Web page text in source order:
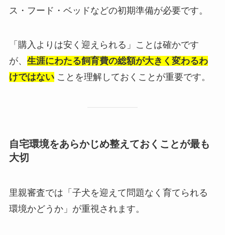
ス・フード・ベッドなどの初期準備が必要です。
「購入よりは安く迎えられる」ことは確かです
が、 生涯にわたる飼育費の総額が大きく変わるわ
けではないことを理解しておくことが重要です。
自宅環境をあらかじめ整えておくことが最も
大切
里親審査では「子犬を迎えて問題なく育てられる
環境かどうか」が重視されます。